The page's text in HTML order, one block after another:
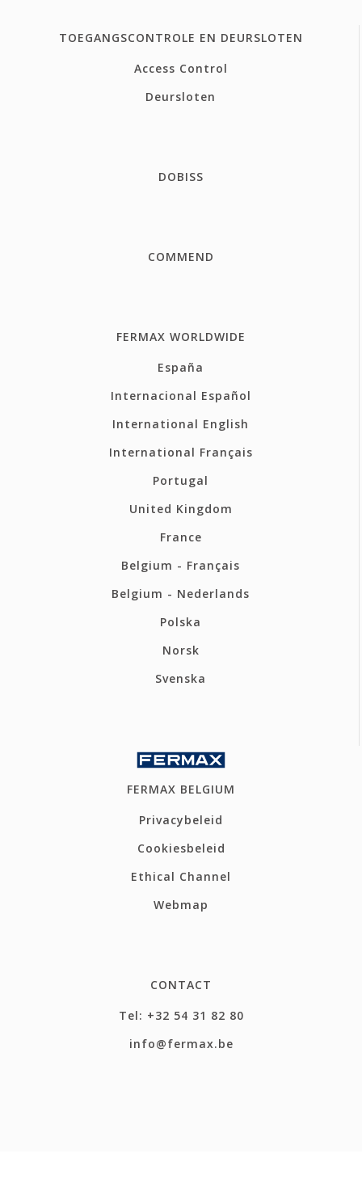
TOEGANGSCONTROLE EN DEURSLOTEN
Access Control
Deursloten
DOBISS
COMMEND
FERMAX WORLDWIDE
España
Internacional Español
International English
International Français
Portugal
United Kingdom
France
Belgium - Français
Belgium - Nederlands
Polska
Norsk
Svenska
FERMAX BELGIUM
Privacybeleid
Cookiesbeleid
Ethical Channel
Webmap
CONTACT
Tel: +32 54 31 82 80
info@fermax.be